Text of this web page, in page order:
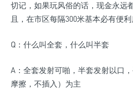
切记，如果玩风俗的话，现金永远
且，在市区每隔300米基本必有便
Q：什么叫全套，什么叫半套
A：全套发射可啪，半套发射以口
摩擦，不插入）为主